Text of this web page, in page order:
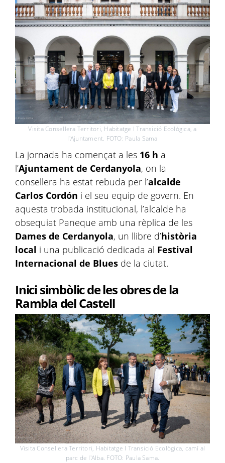
Visita Consellera Territori, Habitatge I Transició Ecològica, a
l'Ajuntament. FOTO: Paula Sama
La jornada ha començat a les 16 h a
l’Ajuntament de Cerdanyola, on la
consellera ha estat rebuda per l’alcalde
Carlos Cordón i el seu equip de govern. En
aquesta trobada institucional, l’alcalde ha
obsequiat Paneque amb una rèplica de les
Dames de Cerdanyola, un llibre d’història
local i una publicació dedicada al Festival
Internacional de Blues de la ciutat.
Inici simbòlic de les obres de la
Rambla del Castell
Visita Consellera Territori, Habitatge I Transició Ecològica, camí al
parc de l'Alba. FOTO: Paula Sama.